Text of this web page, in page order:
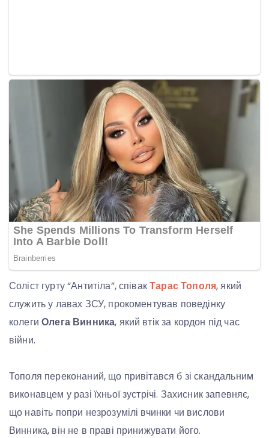
Соліст гурту “Антитіла”, співакТарас Тополя, який
служить у лавах ЗСУ, прокоментував поведінку
колегиОлега Винника, який втік за кордон під час
війни.
Тополя переконаний, що привітався б зі скандальним
виконавцем у разі їхньої зустрічі. Захисник запевняє,
що навіть попри незрозумілі вчинки чи вислови
Винника, він не в праві принижувати його.